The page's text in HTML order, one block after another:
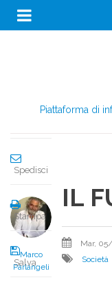
SaltaAnon
Menu
Piattaforma di
Marco
Parlangeli
Condividi
Spedisci
Stampa
Salva
IL
Mar,
Società